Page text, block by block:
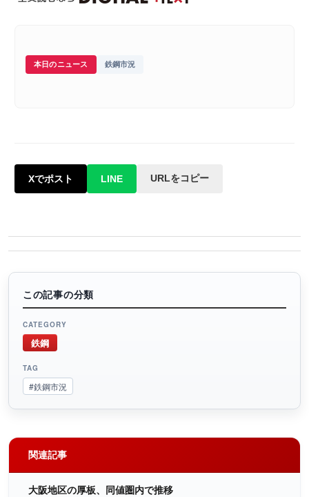
本日のニュース 鉄鋼市況
Xでポスト LINE URLをコピー
この記事の分類
CATEGORY
鉄鋼
TAG
#鉄鋼市況
関連記事
大阪地区の厚板、同値圏内で推移